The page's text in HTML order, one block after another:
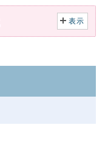
表示